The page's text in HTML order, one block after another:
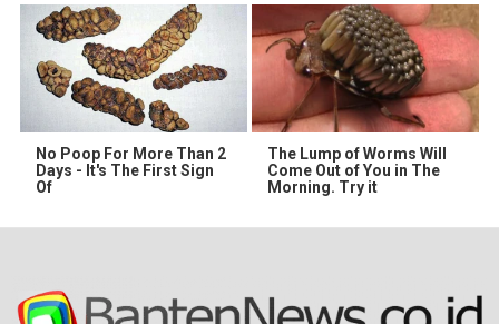
No Poop For More Than 2
Days - It's The First Sign
Of
The Lump of Worms Will
Come Out of You in The
Morning. Try it